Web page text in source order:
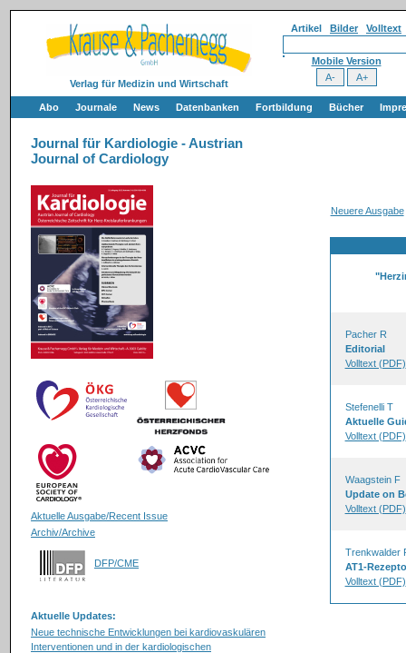
Verlag für Medizin und Wirtschaft
Artikel Bilder Volltext
Mobile Version
Abo Journale News Datenbanken Fortbildung Bücher
Journal für Kardiologie - Austrian
Journal of Cardiology
Aktuelle Ausgabe/Recent Issue
Archiv/Archive
DFP/CME
Aktuelle Updates:
Neue technische Entwicklungen bei kardiovaskulären
Interventionen und in der kardiologischen
Neuere Ausgabe
Pacher R
Editorial
Volltext (PDF)
Stefenelli T
Aktuelle
Volltext (PDF)
Waagstein F
Update on
Volltext (PDF)
Trenkwalder
AT1-
Volltext (PDF)